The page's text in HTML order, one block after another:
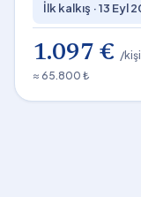
İlk kalkış ·13 Eyl
1.097 € /kişi
≈ 65.800 ₺